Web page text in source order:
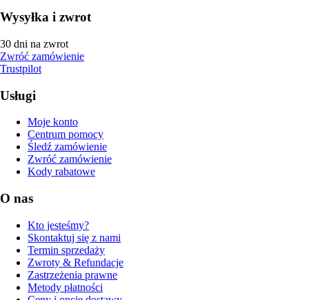
Wysyłka i zwrot
30 dni na zwrot
Zwróć zamówienie
Trustpilot
Usługi
Moje konto
Centrum pomocy
Śledź zamówienie
Zwróć zamówienie
Kody rabatowe
O nas
Kto jesteśmy?
Skontaktuj się z nami
Termin sprzedaży
Zwroty & Refundacje
Zastrzeżenia prawne
Metody płatności